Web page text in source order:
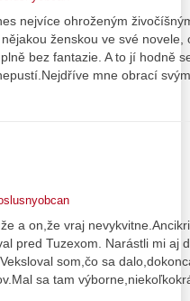
nejvíce ohroženým
ženskou ve své
bez fantazie. A to jí hodně
mne obrací
a on,že vraj
pred Tuzexom. Narástli mi aj
som,čo sa
sa tam